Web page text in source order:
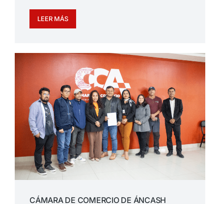
LEER MÁS
CÁMARA DE COMERCIO DE ÁNCASH